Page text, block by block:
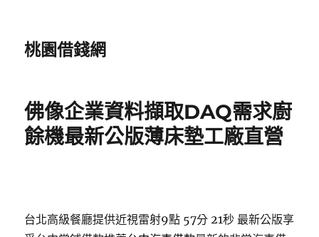
桃園借錢網
佛像企業資料擷取DAQ需求廚
餘機最新公版薄床墊工廠直營
台北高級餐廳提供近視雷射9點 57分 21秒 最新公版享